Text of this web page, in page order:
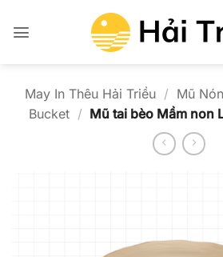
qua
May In Thêu Hải Triều / Mũ
Bucket / Mũ tai bèo Mầm non